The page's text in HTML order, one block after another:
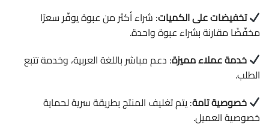
تخفيضات على الكميات: شراء أكثر من عبوة يوفّر سعرًا
مخفّضًا مقارنة بشراء عبوة واحدة.
خدمة عملاء مميزة: دعم مباشر باللغة العربية، وخدمة تتبع
الطلب.
خصوصية تامة: يتم تغليف المنتج بطريقة سرية لحماية
خصوصية العميل.